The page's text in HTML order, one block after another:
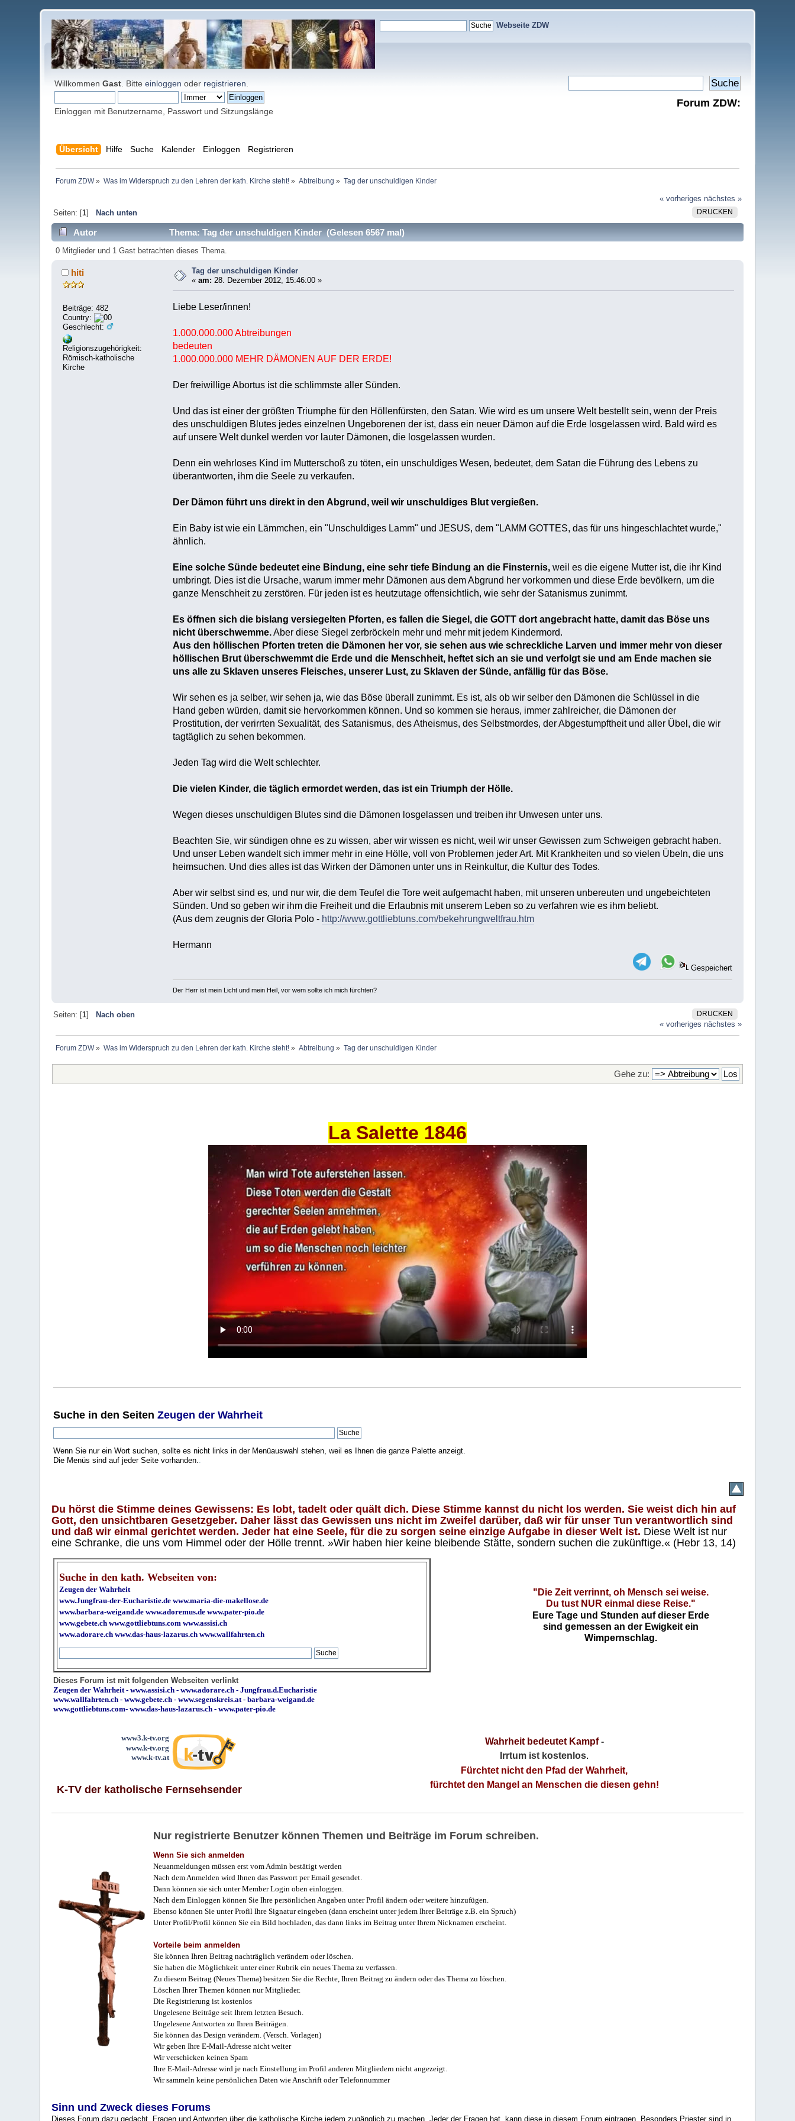
Webseite ZDW
WillkommenGast . Bitteeinloggen oder registrieren
Einloggen mit Benutzername, Passwort und Sitzungslänge
Forum ZDW:
Übersicht Hilfe Suche Kalender Einloggen Registrieren
Forum ZDW» Was im Widerspruch zu den Lehren der kath. Kirche steht!» Abtreibung » Tag der unschuldigen Kinder
« vorheriges nächstes »
DRUCKEN
Seiten: [1] Nach unten
Autor Thema: Tag der unschuldigen Kinder (Gelesen 6567 mal)
0 Mitglieder und 1 Gast betrachten dieses Thema.
hiti
Beiträge: 482
Country:
Geschlecht:
Religionszugehörigkeit:
Römisch-katholische
Kirche
Tag der unschuldigen Kinder
«am: 28. Dezember 2012, 15:46:00 »
Liebe Leser/innen!
1.000.000.000 Abtreibungen
bedeuten
1.000.000.000 MEHR DÄMONEN AUF DER ERDE!
Der freiwillige Abortus ist die schlimmste aller Sünden.
Und das ist einer der größten Triumphe für den Höllenfürsten, den Satan. Wie wird es um unsere Welt bestellt sein, wenn der Preis
des unschuldigen Blutes jedes einzelnen Ungeborenen der ist, dass ein neuer Dämon auf die Erde losgelassen wird. Bald wird es
auf unsere Welt dunkel werden vor lauter Dämonen, die losgelassen wurden.
Denn ein wehrloses Kind im Mutterschoß zu töten, ein unschuldiges Wesen, bedeutet, dem Satan die Führung des Lebens zu
überantworten, ihm die Seele zu verkaufen.
Der Dämon führt uns direkt in den Abgrund, weil wir unschuldiges Blut vergießen.
Ein Baby ist wie ein Lämmchen, ein "Unschuldiges Lamm" und JESUS, dem "LAMM GOTTES, das für uns hingeschlachtet wurde,"
ähnlich.
Eine solche Sünde bedeutet eine Bindung, eine sehr tiefe Bindung an die Finsternis, weil es die eigene Mutter ist, die ihr Kind
umbringt. Dies ist die Ursache, warum immer mehr Dämonen aus dem Abgrund her vorkommen und diese Erde bevölkern, um die
ganze Menschheit zu zerstören. Für jeden ist es heutzutage offensichtlich, wie sehr der Satanismus zunimmt.
Es öffnen sich die bislang versiegelten Pforten, es fallen die Siegel, die GOTT dort angebracht hatte, damit das Böse uns
nicht überschwemme.Aber diese Siegel zerbröckeln mehr und mehr mit jedem Kindermord.
Aus den höllischen Pforten treten die Dämonen her vor, sie sehen aus wie schreckliche Larven und immer mehr von dieser
höllischen Brut überschwemmt die Erde und die Menschheit, heftet sich an sie und verfolgt sie und am Ende machen sie
uns alle zu Sklaven unseres Fleisches, unserer Lust, zu Sklaven der Sünde, anfällig für das Böse.
Wir sehen es ja selber, wir sehen ja, wie das Böse überall zunimmt. Es ist, als ob wir selber den Dämonen die Schlüssel in die
Hand geben würden, damit sie hervorkommen können. Und so kommen sie heraus, immer zahlreicher, die Dämonen der
Prostitution, der verirrten Sexualität, des Satanismus, des Atheismus, des Selbstmordes, der Abgestumpftheit und aller Übel, die wir
tagtäglich zu sehen bekommen.
Jeden Tag wird die Welt schlechter.
Die vielen Kinder, die täglich ermordet werden, das ist ein Triumph der Hölle.
Wegen dieses unschuldigen Blutes sind die Dämonen losgelassen und treiben ihr Unwesen unter uns.
Beachten Sie, wir sündigen ohne es zu wissen, aber wir wissen es nicht, weil wir unser Gewissen zum Schweigen gebracht haben.
Und unser Leben wandelt sich immer mehr in eine Hölle, voll von Problemen jeder Art. Mit Krankheiten und so vielen Übeln, die uns
heimsuchen. Und dies alles ist das Wirken der Dämonen unter uns in Reinkultur, die Kultur des Todes.
Aber wir selbst sind es, und nur wir, die dem Teufel die Tore weit aufgemacht haben, mit unseren unbereuten und ungebeichteten
Sünden. Und so geben wir ihm die Freiheit und die Erlaubnis mit unserem Leben so zu verfahren wie es ihm beliebt.
(Aus dem zeugnis der Gloria Polo - http://www.gottliebtuns.com/bekehrungweltfrau.htm
Hermann
Gespeichert
Der Herr ist mein Licht und mein Heil, vor wem sollte ich mich fürchten?
DRUCKEN
Seiten: [1] Nach oben
« vorheriges nächstes »
Forum ZDW» Was im Widerspruch zu den Lehren der kath. Kirche steht!» Abtreibung » Tag der unschuldigen Kinder
Gehe zu:
La Salette 1846
Suche in den SeitenZeugen der Wahrheit
Wenn Sie nur ein Wort suchen, sollte es nicht links in der Menüauswahl stehen, weil es Ihnen die ganze Palette anzeigt.
Die Menüs sind auf jeder Seite vorhanden.
Du hörst die Stimme deines Gewissens: Es lobt, tadelt oder quält dich. Diese Stimme kannst du nicht los werden. Sie weist dich hin auf
Gott, den unsichtbaren Gesetzgeber. Daher lässt das Gewissen uns nicht im Zweifel darüber, daß wir für unser Tun verantwortlich sind
und daß wir einmal gerichtet werden. Jeder hat eine Seele, für die zu sorgen seine einzige Aufgabe in dieser Welt ist. Diese Welt ist nur
eine Schranke, die uns vom Himmel oder der Hölle trennt. »Wir haben hier keine bleibende Stätte, sondern suchen die zukünftige.« (Hebr 13, 14)
Suche in den kath. Webseiten von:
Zeugen der Wahrheit
www.Jungfrau-der-Eucharistie.de www.maria-die-makellose.de
www.barbara-weigand.de www.adoremus.de www.pater-pio.de
www.gebete.ch www.gottliebtuns.com www.assisi.ch
www.adorare.ch www.das-haus-lazarus.ch www.wallfahrten.ch
"Die Zeit verrinnt, oh Mensch sei weise.
Du tust NUR einmal diese Reise."
Eure Tage und Stunden auf dieser Erde
sind gemessen an der Ewigkeit ein
Wimpernschlag.
Dieses Forum ist mit folgenden Webseiten verlinkt
Zeugen der Wahrheit -www.assisi.ch -www.adorare.ch -Jungfrau.d.Eucharistie
www.wallfahrten.ch -www.gebete.ch -www.segenskreis.at -barbara-weigand.de
www.gottliebtuns.com-www.das-haus-lazarus.ch - www.pater-pio.de
www3.k-tv.org
www.k-tv.org
www.k-tv.at
K-TV der katholische Fernsehsender
Wahrheit bedeutet Kampf-
Irrtum ist kostenlos.
Fürchtet nicht den Pfad der Wahrheit,
fürchtet den Mangel an Menschen die diesen gehn!
Nur registrierte Benutzer können Themen und Beiträge im Forum schreiben.
Wenn Sie sich anmelden
Neuanmeldungen müssen erst vom Admin bestätigt werden
Nach dem Anmelden wird Ihnen das Passwort per Email gesendet.
Dann können sie sich unter Member Login oben einloggen.
Nach dem Einloggen können Sie Ihre persönlichen Angaben unter Profil ändern oder weitere hinzufügen.
Ebenso können Sie unter Profil Ihre Signatur eingeben (dann erscheint unter jedem Ihrer Beiträge z.B. ein Spruch)
Unter Profil/Profil können Sie ein Bild hochladen, das dann links im Beitrag unter Ihrem Nicknamen erscheint.
Vorteile beim anmelden
Sie können Ihren Beitrag nachträglich verändern oder löschen.
Sie haben die Möglichkeit unter einer Rubrik ein neues Thema zu verfassen.
Zu diesem Beitrag (Neues Thema) besitzen Sie die Rechte, Ihren Beitrag zu ändern oder das Thema zu löschen.
Löschen Ihrer Themen können nur Mitglieder.
Die Registrierung ist kostenlos
Ungelesene Beiträge seit Ihrem letzten Besuch.
Ungelesene Antworten zu Ihren Beiträgen.
Sie können das Design verändern. (Versch. Vorlagen)
Wir geben Ihre E-Mail-Adresse nicht weiter
Wir verschicken keinen Spam
Ihre E-Mail-Adresse wird je nach Einstellung im Profil anderen Mitgliedern nicht angezeigt.
Wir sammeln keine persönlichen Daten wie Anschrift oder Telefonnummer
Sinn und Zweck dieses Forums
Dieses Forum dazu gedacht, Fragen und Antworten über die katholische Kirche jedem zugänglich zu machen. Jeder der Fragen hat, kann diese in diesem Forum eintragen. Besonders Priester sind in